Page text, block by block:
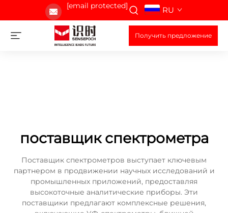
[email protected] RU
Получить предложение
поставщик спектрометра
Поставщик спектрометров выступает ключевым
партнером в продвижении научных исследований и
промышленных приложений, предоставляя
высокоточные аналитические приборы. Эти
поставщики предлагают комплексные решения,